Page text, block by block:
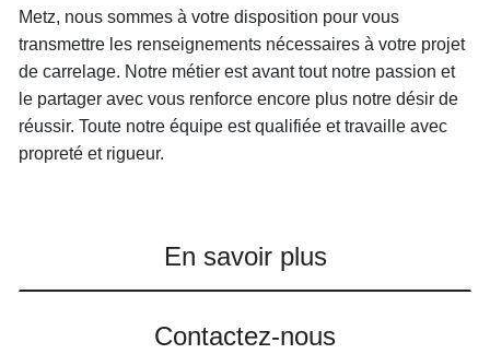
Metz, nous sommes à votre disposition pour vous
transmettre les renseignements nécessaires à votre projet
de carrelage. Notre métier est avant tout notre passion et
le partager avec vous renforce encore plus notre désir de
réussir. Toute notre équipe est qualifiée et travaille avec
propreté et rigueur.
En savoir plus
Contactez-nous